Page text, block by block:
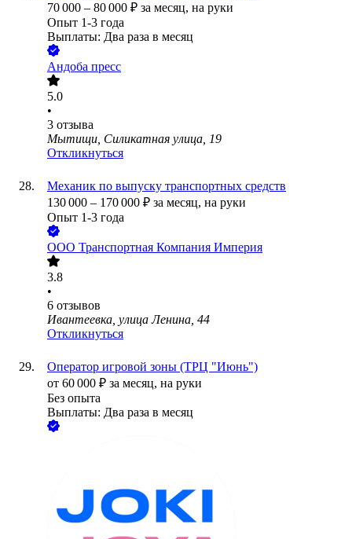
70 000 – 80 000 ₽ за месяц, на руки
Опыт 1-3 года
Выплаты: Два раза в месяц
Андоба пресс
5.0
•
3 отзыва
Мытищи, Силикатная улица, 19
Откликнуться
Механик по выпуску транспортных средств
130 000 – 170 000 ₽ за месяц, на руки
Опыт 1-3 года
ООО Транспортная Компания Империя
3.8
•
6 отзывов
Ивантеевка, улица Ленина, 44
Откликнуться
Оператор игровой зоны (ТРЦ "Июнь")
от 60 000 ₽ за месяц, на руки
Без опыта
Выплаты: Два раза в месяц